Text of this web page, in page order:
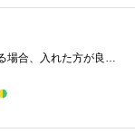
Macがスペックを満たしている場合、入れた方が良いOSですね（＾＾前回のOSLionの発表では、Macのスペックが足りず泣きを見た思い出がありますorz